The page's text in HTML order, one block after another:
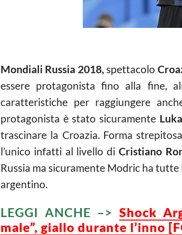
Mondiali Russia 2018, spettacolo
essere protagonista fino alla fine,
caratteristiche per raggiungere
protagonista è stato sicuramente
trascinare la Croazia. Forma
l’unico infatti al livello diCristiano
Russia ma sicuramente Modric ha
argentino.
LEGGI ANCHE –>Shock
male”, giallo durante l’inno